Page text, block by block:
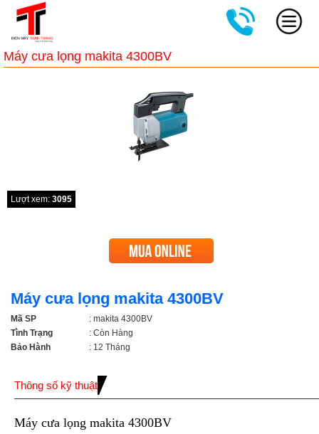
Máy cưa lọng makita 4300BV
Lượt xem: 3095
Máy cưa lọng makita 4300BV
Mã SP
: makita 4300BV
Tình Trạng
: Còn Hàng
Bảo Hành
: 12 Tháng
Thông số kỹ thuật
Máy cưa lọng makita 4300BV